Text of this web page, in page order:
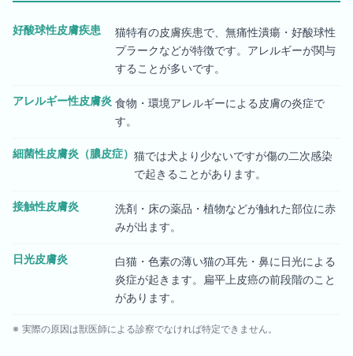
好酸球性皮膚疾患
猫特有の皮膚疾患で、無痛性潰瘍・好酸球性
プラークなどが特徴です。アレルギーが関与
することが多いです。
アレルギー性皮膚炎 食物・環境アレルギーによる皮膚の炎症で
す。
細菌性皮膚炎（膿皮症） 猫では犬より少ないですが傷の二次感染
で起きることがあります。
接触性皮膚炎
洗剤・床の薬品・植物などが触れた部位に赤
みが出ます。
日光皮膚炎
白猫・色素の薄い猫の耳先・鼻に日光による
炎症が起きます。扁平上皮癌の前段階のこと
があります。
※ 実際の原因は獣医師による診察でなければ特定できません。